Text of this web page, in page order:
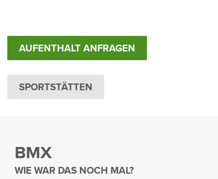
AUFENTHALT ANFRAGEN
SPORTSTÄTTEN
BMX
WIE WAR DAS NOCH MAL?